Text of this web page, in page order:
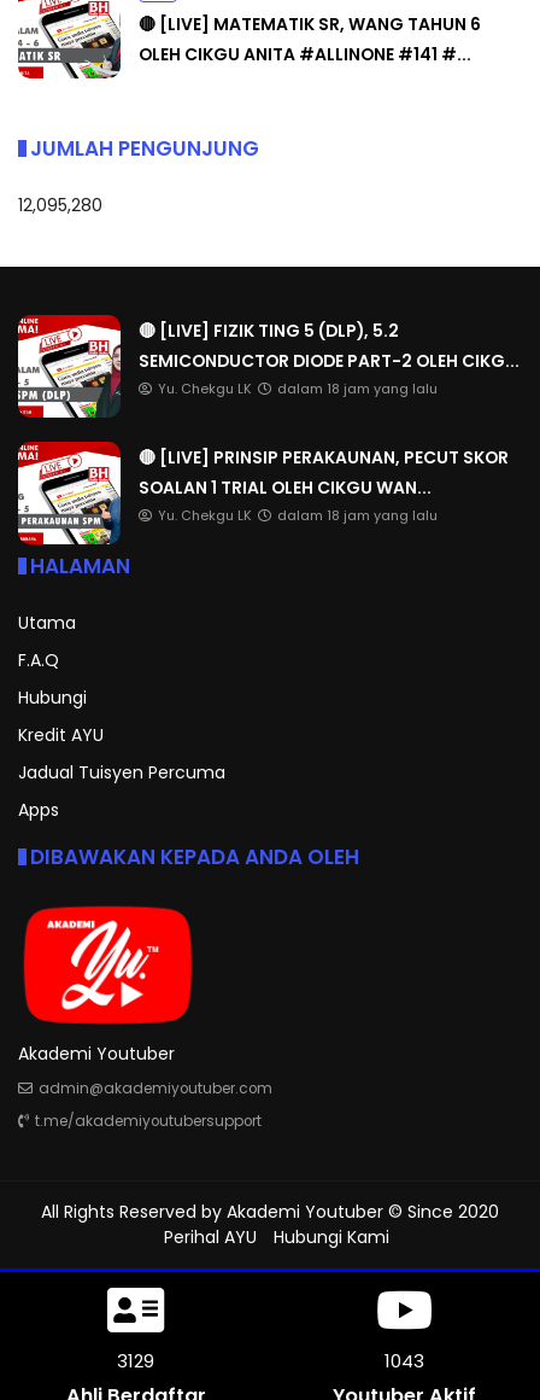
🔴 [LIVE] MATEMATIK SR, WANG TAHUN 6
OLEH CIKGU ANITA #ALLINONE #141 #...
JUMLAH PENGUNJUNG
12,095,280
🔴 [LIVE] FIZIK TING 5 (DLP), 5.2
SEMICONDUCTOR DIODE PART-2 OLEH CIKG...
Yu. Chekgu LK dalam 18 jam yang lalu
🔴 [LIVE] PRINSIP PERAKAUNAN, PECUT SKOR
SOALAN 1 TRIAL OLEH CIKGU WAN...
Yu. Chekgu LK dalam 18 jam yang lalu
HALAMAN
Utama
F.A.Q
Hubungi
Kredit AYU
Jadual Tuisyen Percuma
Apps
DIBAWAKAN KEPADA ANDA OLEH
Akademi Youtuber
admin@akademiyoutuber.com
t.me/akademiyoutubersupport
All Rights Reserved by Akademi Youtuber © Since 2020
Perihal AYU
Hubungi Kami
3501 1167